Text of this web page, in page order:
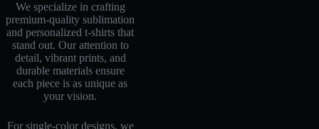
We specialize in crafting
premium-quality sublimation
and personalized t-shirts that
stand out. Our attention to
detail, vibrant prints, and
durable materials ensure
each piece is as unique as
your vision.
For single-color designs, we